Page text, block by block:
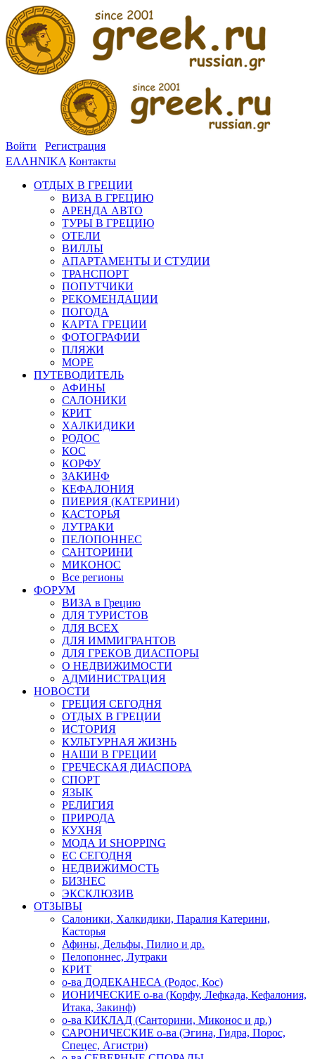
Войти
Регистрация
ΕΛΛΗΝΙΚΑ Контакты
ОТДЫХ В ГРЕЦИИ
ВИЗА В ГРЕЦИЮ
АРЕНДА АВТО
ТУРЫ В ГРЕЦИЮ
ОТЕЛИ
ВИЛЛЫ
АПАРТАМЕНТЫ И СТУДИИ
ТРАНСПОРТ
ПОПУТЧИКИ
РЕКОМЕНДАЦИИ
ПОГОДА
КАРТА ГРЕЦИИ
ФОТОГРАФИИ
ПЛЯЖИ
МОРЕ
ПУТЕВОДИТЕЛЬ
АФИНЫ
САЛОНИКИ
КРИТ
ХАЛКИДИКИ
РОДОС
КОС
КОРФУ
ЗАКИНФ
КЕФАЛОНИЯ
ПИЕРИЯ (КАТЕРИНИ)
КАСТОРЬЯ
ЛУТРАКИ
ПЕЛОПОННЕС
САНТОРИНИ
МИКОНОС
Все регионы
ФОРУМ
ВИЗА в Грецию
ДЛЯ ТУРИСТОВ
ДЛЯ ВСЕХ
ДЛЯ ИММИГРАНТОВ
ДЛЯ ГРЕКОВ ДИАСПОРЫ
О НЕДВИЖИМОСТИ
АДМИНИСТРАЦИЯ
НОВОСТИ
ГРЕЦИЯ СЕГОДНЯ
ОТДЫХ В ГРЕЦИИ
ИСТОРИЯ
КУЛЬТУРНАЯ ЖИЗНЬ
НАШИ В ГРЕЦИИ
ГРЕЧЕСКАЯ ДИАСПОРА
СПОРТ
ЯЗЫК
РЕЛИГИЯ
ПРИРОДА
КУХНЯ
МОДА И SHOPPING
ЕС СЕГОДНЯ
НЕДВИЖИМОСТЬ
БИЗНЕС
ЭКСКЛЮЗИВ
ОТЗЫВЫ
Салоники, Халкидики, Паралия Катерини,
Касторья
Афины, Дельфы, Пилио и др.
Пелопоннес, Лутраки
КРИТ
о-ва ДОДЕКАНЕСА (Родос, Кос)
ИОНИЧЕСКИЕ о-ва (Корфу, Лефкада, Кефалония,
Итака, Закинф)
о-ва КИКЛАД (Санторини, Миконос и др.)
САРОНИЧЕСКИЕ о-ва (Эгина, Гидра, Порос,
Спецес, Агистри)